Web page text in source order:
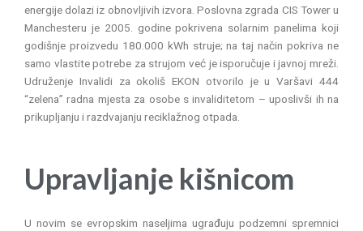
energije dolazi iz obnovljivih izvora. Poslovna zgrada CIS Tower u
Manchesteru je 2005. godine pokrivena solarnim panelima koji
godišnje proizvedu 180.000 kWh struje; na taj način pokriva ne
samo vlastite potrebe za strujom već je isporučuje i javnoj mreži.
Udruženje Invalidi za okoliš EKON otvorilo je u Varšavi 444
“zelena” radna mjesta za osobe s invaliditetom – uposlivši ih na
prikupljanju i razdvajanju reciklažnog otpada.
Upravljanje kišnicom
U novim se evropskim naseljima ugrađuju podzemni spremnici